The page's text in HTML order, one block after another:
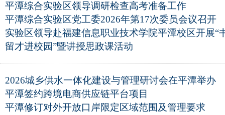
平潭综合实验区领导调研检查高考准备工作
平潭综合实验区党工委2026年第17次委员会议召开
实验区领导赴福建信息职业技术学院平潭校区开展“
留才进校园”暨讲授思政课活动
2026城乡供水一体化建设与管理研讨会在平潭举办
平潭签约跨境电商供应链平台项目
平潭修订对外开放口岸限定区域范围及管理要求